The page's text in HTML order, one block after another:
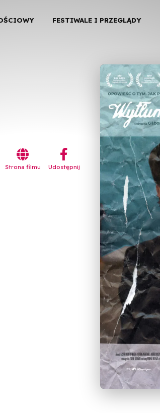
FESTIWALE I PRZEGLĄDY

Strona filmu
︁
Udostępnij